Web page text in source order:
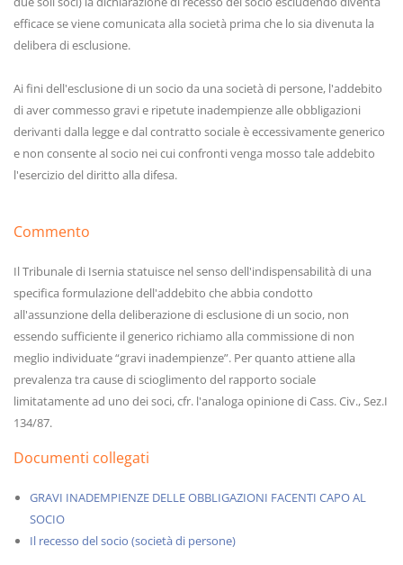
efficace se viene comunicata alla società prima che lo sia divenuta la
delibera di esclusione.
Ai fini dell'esclusione di un socio da una società di persone, l'addebito
di aver commesso gravi e ripetute inadempienze alle obbligazioni
derivanti dalla legge e dal contratto sociale è eccessivamente generico
e non consente al socio nei cui confronti venga mosso tale addebito
l'esercizio del diritto alla difesa.
Commento
Il Tribunale di Isernia statuisce nel senso dell'indispensabilità di una
specifica formulazione dell'addebito che abbia condotto
all'assunzione della deliberazione di esclusione di un socio, non
essendo sufficiente il generico richiamo alla commissione di non
meglio individuate “gravi inadempienze”. Per quanto attiene alla
prevalenza tra cause di scioglimento del rapporto sociale
limitatamente ad uno dei soci, cfr. l'analoga opinione di Cass. Civ., Sez.I
134/87.
Documenti collegati
GRAVI INADEMPIENZE DELLE OBBLIGAZIONI FACENTI CAPO AL
SOCIO
Il recesso del socio (società di persone)